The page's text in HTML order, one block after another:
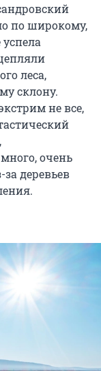
по широкому,
леса,
склону.
не все,
очень
деревьев